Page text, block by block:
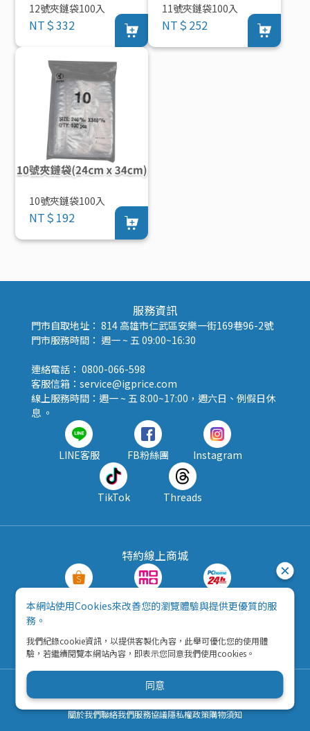
12號夾鏈袋100入
NT＄332
11號夾鏈袋100入
NT＄252
10號夾鏈袋100入
NT＄192
服務資訊
門市自取地址： 814 高雄市仁武區安樂一街169巷96-2號
門市服務時間： 週一 ~ 五 09:00~16:30
連絡電話： 0800-066-598
客服信箱：service@igprice.com
線上服務時間：週一 ~ 五 8:00~17:00，週六日、例假日休
息 。
LINE客服 FB粉絲團 Instagram
TikTok Threads
特約線上商城
露天拍賣 酷澎
Copyright © 2026 五九八資訊科技有限公司
營利事業統一編號：42792216
關於我們聯絡我們服務協議隱私權政策購物須知
本網站使用Cookies來改善您的瀏覽體驗與提供更優質的服
務。
我們紀錄cookie資訊，以提供客製化內容，此舉可優化您的使用體
驗，若繼續閱覽本網站內容，即表示您同意我們使用cookies。
同意